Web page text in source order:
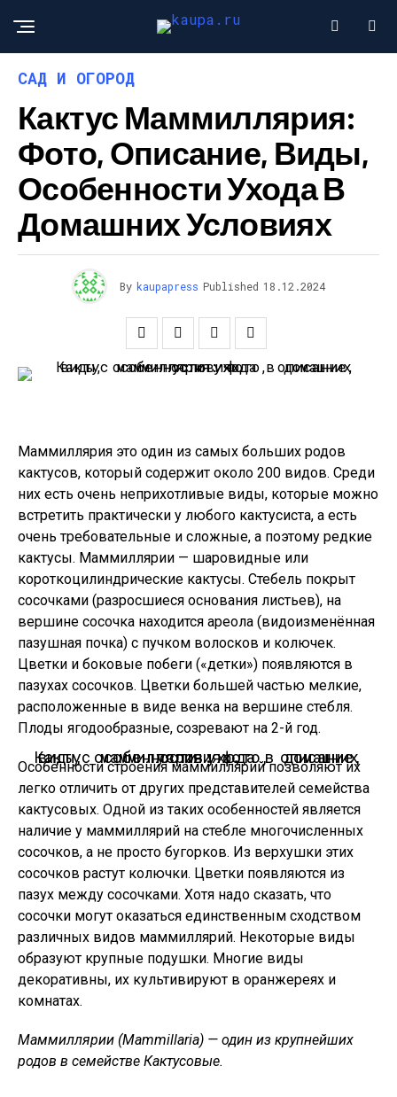
САД И ОГОРОД
Кактус Маммиллярия:
Фото, Описание, Виды,
Особенности Ухода В
Домашних Условиях
By kaupapress Published 18.12.2024
Маммиллярия это один из самых больших родов
кактусов, который содержит около 200 видов. Среди
них есть очень неприхотливые виды, которые можно
встретить практически у любого кактусиста, а есть
очень требовательные и сложные, а поэтому редкие
кактусы. Маммиллярии — шаровидные или
короткоцилиндрические кактусы. Стебель покрыт
сосочками (разросшиеся основания листьев), на
вершине сосочка находится ареола (видоизменённая
пазушная почка) с пучком волосков и колючек.
Цветки и боковые побеги («детки») появляются в
пазухах сосочков. Цветки большей частью мелкие,
расположенные в виде венка на вершине стебля.
Плоды ягодообразные, созревают на 2-й год.
Кактус маммиллярия: фото, описание, виды, особенности ухода в домашних условиях.
Особенности строения маммиллярий позволяют их
легко отличить от других представителей семейства
кактусовых. Одной из таких особенностей является
наличие у маммиллярий на стебле многочисленных
сосочков, а не просто бугорков. Из верхушки этих
сосочков растут колючки. Цветки появляются из
пазух между сосочками. Хотя надо сказать, что
сосочки могут оказаться единственным сходством
различных видов маммиллярий. Некоторые виды
образуют крупные подушки. Многие виды
декоративны, их культивируют в оранжереях и
комнатах.
Маммиллярии (Mammillaria) — один из крупнейших
родов в семействе Кактусовые.